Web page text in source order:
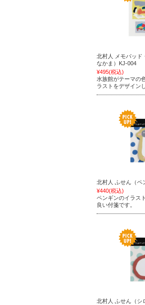
北村人 メモパッド
なかま）KJ-004
¥495(税込)
水族館がテーマの
ラストをデザイン
北村人 ふせん（ペ
¥440(税込)
ペンギンのイラス
良い付箋です。
北村人 ふせん（シ